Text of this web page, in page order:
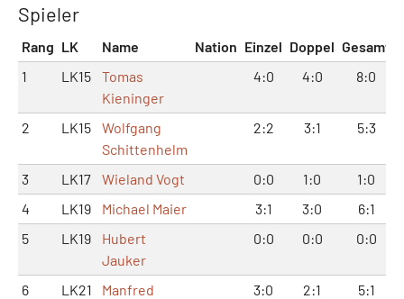
Spieler
Rang LK Name Nation Einzel Doppel Gesamt
1
LK15
Tomas
Kieninger
4:0 4:0 8:0
2 LK15
Wolfgang
Schittenhelm
2:2 3:1 5:3
3 LK17 Wieland Vogt 0:0 1:0
1:0
4
LK19 Michael Maier 3:1 3:0
6:1
5
LK19
Hubert
Jauker
0:0 0:0 0:0
6 LK21
Manfred
3:0 2:1 5:1